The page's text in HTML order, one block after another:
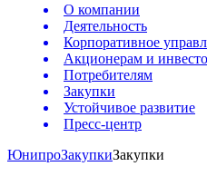
О компании
Деятельность
Корпоративное
Акционерам и
Потребителям
Закупки
Устойчивое развитие
Пресс-центр
ЮнипроЗакупкиЗакупки